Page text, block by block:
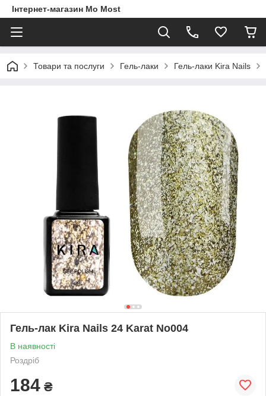
Інтернет-магазин Mo Most
Товари та послуги Гель-лаки Гель-лаки Kira Nails
Гель-лак Kira Nails 24 Karat No004
В наявності
Роздріб
184 ₴